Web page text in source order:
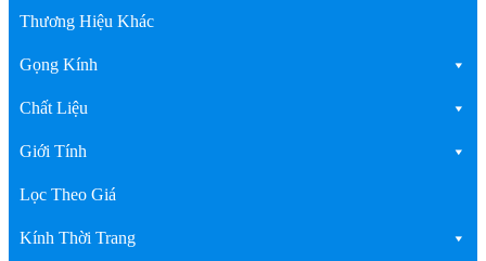
Thương Hiệu Khác
Gọng Kính
Chất Liệu
Giới Tính
Lọc Theo Giá
Kính Thời Trang